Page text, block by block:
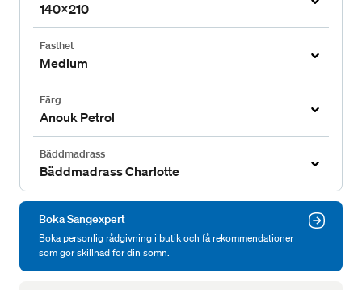
140x210
Fasthet
Medium
Färg
Anouk Petrol
Bäddmadrass
Bäddmadrass Charlotte
Boka Sängexpert
Boka personlig rådgivning i butik och få rekommendationer
som gör skillnad för din sömn.